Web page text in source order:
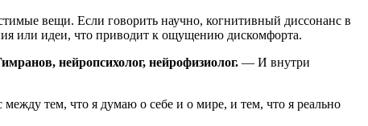
вещи. Если говорить научно, когнитивный диссонанс в
или идеи, что приводит к ощущению дискомфорта.
нейропсихолог, нейрофизиолог. — И внутри
тем, что я думаю о себе и о мире, и тем, что я реально